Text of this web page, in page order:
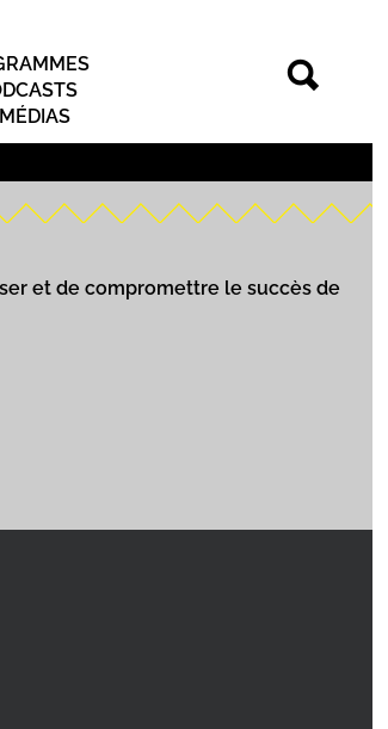
et de compromettre le succès de